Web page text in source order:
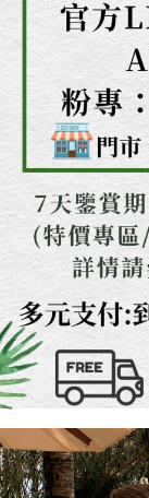
５．嚴禁一人註冊
恩沛科技股份有限